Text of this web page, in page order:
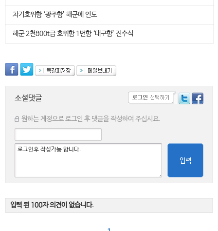
차기호위함 ‘광주함’ 해군에 인도
해군 2천800t급 호위함 1번함 ‘대구함’ 진수식
소셜댓글
원하는 계정으로 로그인 후 댓글을 작성하여 주십시요.
입력
입력 된 100자 의견이 없습니다.